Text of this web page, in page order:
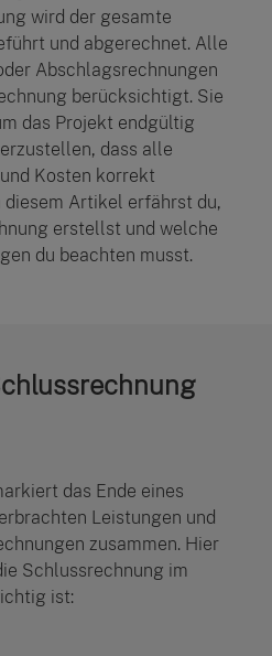
wird der gesamte
und abgerechnet. Alle
Abschlagsrechnungen
berücksichtigt. Sie
das Projekt endgültig
dass alle
Kosten korrekt
diesem Artikel erfährst du,
erstellst und welche
du beachten musst.
das Ende eines
Leistungen und
zusammen. Hier
Schlussrechnung im
ist: